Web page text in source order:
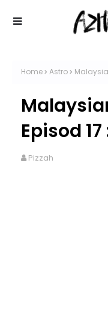
Home Astro
Episod
Pizzah